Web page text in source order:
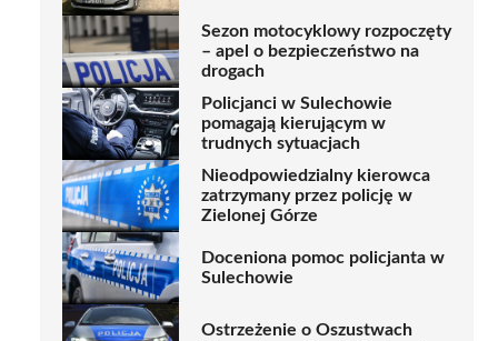
Sezon motocyklowy rozpoczęty
– apel o bezpieczeństwo na
drogach
Policjanci w Sulechowie
pomagają kierującym w
trudnych sytuacjach
Nieodpowiedzialny kierowca
zatrzymany przez policję w
Zielonej Górze
Doceniona pomoc policjanta w
Sulechowie
Ostrzeżenie o Oszustwach